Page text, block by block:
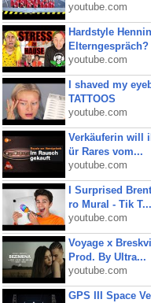
youtube.com
Hardstyle
Elterngespräch?
youtube.com
I shaved my
TATTOOS
youtube.com
Verkäuferin will
ür Rares vom...
youtube.com
I Surprised
ro Mural - Tik T...
youtube.com
Voyage x
Prod. By Ultra...
youtube.com
GPS III Space